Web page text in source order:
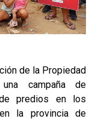
de la Propiedad
campaña de
de predios en los
la provincia de